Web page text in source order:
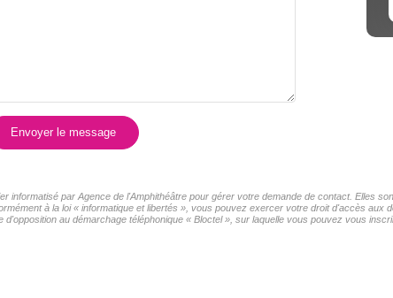
Envoyer le message
informatisé par Agence de l'Amphithéâtre pour gérer votre demande de contact. Elles
à la loi « informatique et libertés », vous pouvez exercer votre droit d'accès
au démarchage téléphonique « Bloctel », sur laquelle vous pouvez vous